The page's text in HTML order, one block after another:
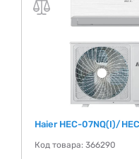
Haier HEC-07NQ(I)/
Код товара: 366290